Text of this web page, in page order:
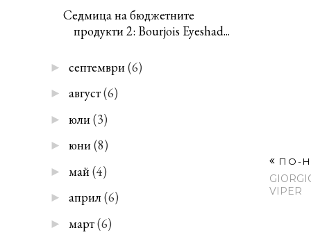
ПО-
VIPER
Седмица на бюджетните
продукти 2: Bourjois Eyeshad...
► септември (6)
► август(6)
► юли (3)
► юни(8)
► май (4)
► април(6)
► март(6)